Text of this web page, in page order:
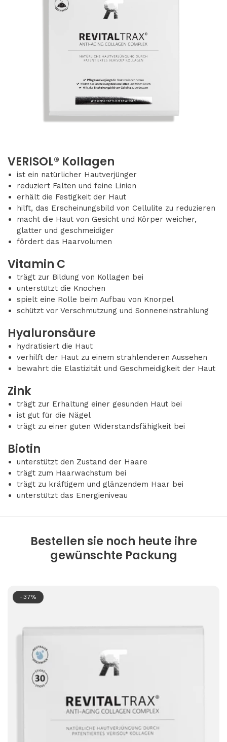
VERISOL® Kollagen
ist ein natürlicher Hautverjünger
reduziert Falten und feine Linien
erhält die Festigkeit der Haut
hilft, das Erscheinungsbild von Cellulite zu reduzieren
macht die Haut von Gesicht und Körper weicher,
glatter und geschmeidiger
fördert das Haarvolumen
Vitamin C
trägt zur Bildung von Kollagen bei
unterstützt die Knochen
spielt eine Rolle beim Aufbau von Knorpel
schützt vor Verschmutzung und Sonneneinstrahlung
Hyaluronsäure
hydratisiert die Haut
verhilft der Haut zu einem strahlenderen Aussehen
bewahrt die Elastizität und Geschmeidigkeit der Haut
Zink
trägt zur Erhaltung einer gesunden Haut bei
ist gut für die Nägel
trägt zu einer guten Widerstandsfähigkeit bei
Biotin
unterstützt den Zustand der Haare
trägt zum Haarwachstum bei
trägt zu kräftigem und glänzendem Haar bei
unterstützt das Energieniveau
Bestellen sie noch heute ihre
gewünschte Packung
-37%